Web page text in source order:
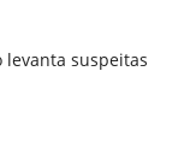
levanta suspeitas